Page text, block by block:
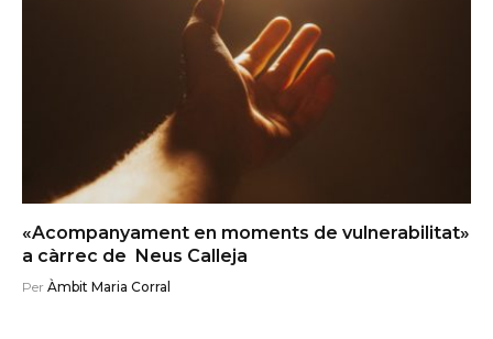
«Acompanyament en moments de vulnerabilitat»
a càrrec de Neus Calleja
Per Àmbit Maria Corral